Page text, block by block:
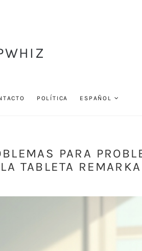
POLÍTICA ESPAÑOL
PARA
TABLETA